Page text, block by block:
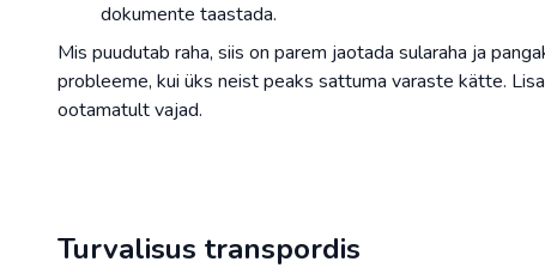
dokumente taastada.
Mis puudutab raha, siis on parem jaotada sularaha ja
probleeme, kui üks neist peaks sattuma varaste kätte.
ootamatult vajad.
Turvalisus transpordis